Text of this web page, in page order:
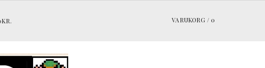
VARUKORG / 0